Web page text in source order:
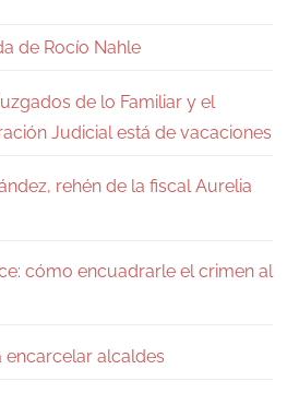
de Rocío Nahle
de lo Familiar y el
Judicial está de vacaciones
rehén de la fiscal Aurelia
cómo encuadrarle el crimen al
encarcelar alcaldes